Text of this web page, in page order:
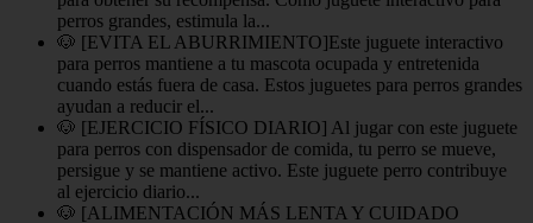
perros grandes, estimula la...
🐶 [EVITA EL ABURRIMIENTO]Este juguete interactivo
para perros mantiene a tu mascota ocupada y entretenida
cuando estás fuera de casa. Estos juguetes para perros grandes
ayudan a reducir el...
🐶 [EJERCICIO FÍSICO DIARIO] Al jugar con este juguete
para perros con dispensador de comida, tu perro se mueve,
persigue y se mantiene activo. Este juguete perro contribuye
al ejercicio diario...
🐶 [ALIMENTACIÓN MÁS LENTA Y CUIDADO